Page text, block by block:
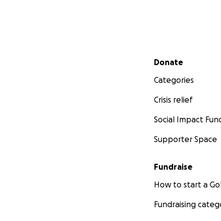
Secondary menu
Donate
Categories
Crisis relief
Social Impact
Supporter Space
Fundraise
How to start a
Fundraising